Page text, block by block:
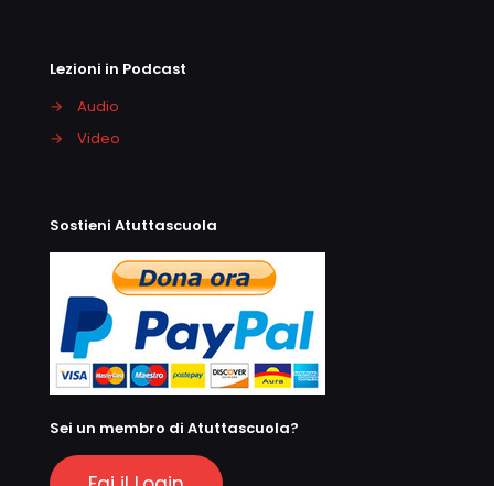
Lezioni in Podcast
→
Audio
→
Video
Sostieni Atuttascuola
Sei un membro di Atuttascuola?